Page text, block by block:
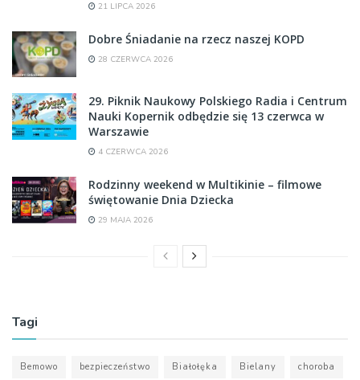
21 LIPCA 2026
Dobre Śniadanie na rzecz naszej KOPD
28 CZERWCA 2026
29. Piknik Naukowy Polskiego Radia i Centrum
Nauki Kopernik odbędzie się 13 czerwca w
Warszawie
4 CZERWCA 2026
Rodzinny weekend w Multikinie – filmowe
świętowanie Dnia Dziecka
29 MAJA 2026
Tagi
Bemowo bezpieczeństwo Białołęka Bielany choroba